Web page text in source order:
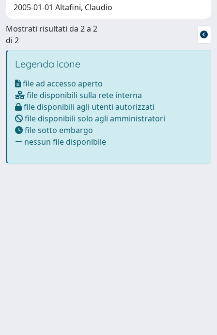
2005-01-01 Altafini, Claudio
Mostrati risultati da 2 a 2
di 2
Legenda icone
file ad accesso aperto
file disponibili sulla rete interna
file disponibili agli utenti autorizzati
file disponibili solo agli amministratori
file sotto embargo
nessun file disponibile